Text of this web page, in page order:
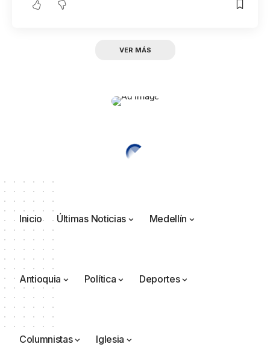
VER MÁS
Inicio Últimas Noticias Medellín
Antioquia Política Deportes
Columnistas Iglesia